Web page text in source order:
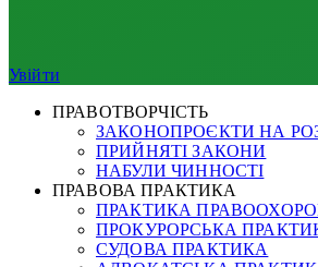
Увійти
ПРАВОТВОРЧІСТЬ
ЗАКОНОПРОЄКТИ НА
ПРИЙНЯТІ ЗАКОНИ
НАБУЛИ ЧИННОСТІ
ПРАВОВА ПРАКТИКА
ПРАКТИКА
ПРОКУРОРСЬКА
СУДОВА ПРАКТИКА